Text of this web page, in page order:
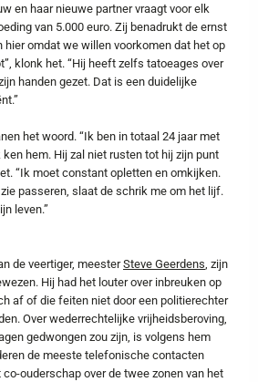
en haar nieuwe partner vraagt voor elk
van 5.000 euro. Zij benadrukt de ernst
hier omdat we willen voorkomen dat het op
klonk het. “Hij heeft zelfs tatoeages over
handen gezet. Dat is een duidelijke
het woord. “Ik ben in totaal 24 jaar met
hem. Hij zal niet rusten tot hij zijn punt
“Ik moet constant opletten en omkijken.
passeren, slaat de schrik me om het lijf.
leven.”
de veertiger, meesterSteve Geerdens, zijn
Hij had het louter over inbreuken op
af of die feiten niet door een politierechter
Over wederrechtelijke vrijheidsberoving,
gedwongen zou zijn, is volgens hem
de meeste telefonische contacten
ouderschap over de twee zonen van het